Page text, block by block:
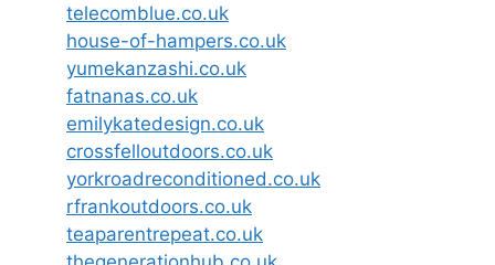
telecomblue.co.uk
house-of-hampers.co.uk
yumekanzashi.co.uk
fatnanas.co.uk
emilykatedesign.co.uk
crossfelloutdoors.co.uk
yorkroadreconditioned.co.uk
rfrankoutdoors.co.uk
teaparentrepeat.co.uk